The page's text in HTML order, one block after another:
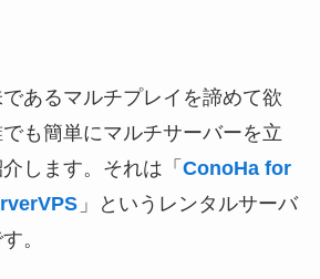
あるマルチプレイを諦めて欲
も簡単にマルチサーバーを立
します。それは「 ConoHa for
」というレンタルサーバ
。